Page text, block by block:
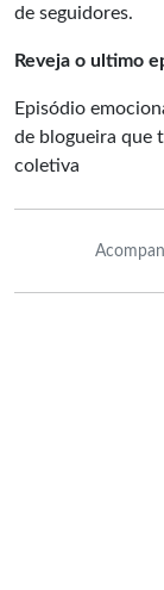
de seguidores.
Reveja o ultimo
Episódio
de blogueira que
coletiva